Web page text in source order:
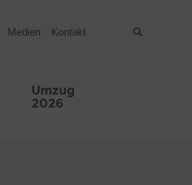
Medien Kontakt
Umzug
2026